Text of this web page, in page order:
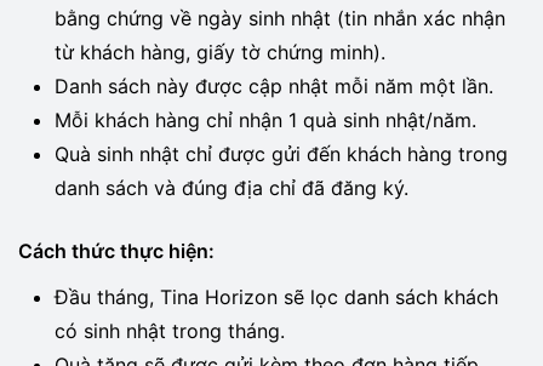
bằng chứng về ngày sinh nhật (tin nhắn xác nhận
từ khách hàng, giấy tờ chứng minh).
Danh sách này được cập nhật mỗi năm một lần.
Mỗi khách hàng chỉ nhận 1 quà sinh nhật/năm.
Quà sinh nhật chỉ được gửi đến khách hàng trong
danh sách và đúng địa chỉ đã đăng ký.
Cách thức thực hiện:
Đầu tháng, Tina Horizon sẽ lọc danh sách khách
có sinh nhật trong tháng.